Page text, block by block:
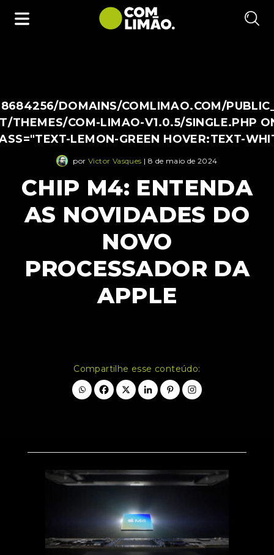
DOMAINS/COMLIMAO.COM/
THEMES/COM-LIMAO-V1.0.5/SINGLE.PHP
LEMON-GREEN HOVER:TEXT-
porVictor Vasques | 8 de maio de 2024
CHIP M4: ENTENDA
AS NOVIDADES DO
NOVO
PROCESSADOR DA
APPLE
Compartilhe esse conteúdo: